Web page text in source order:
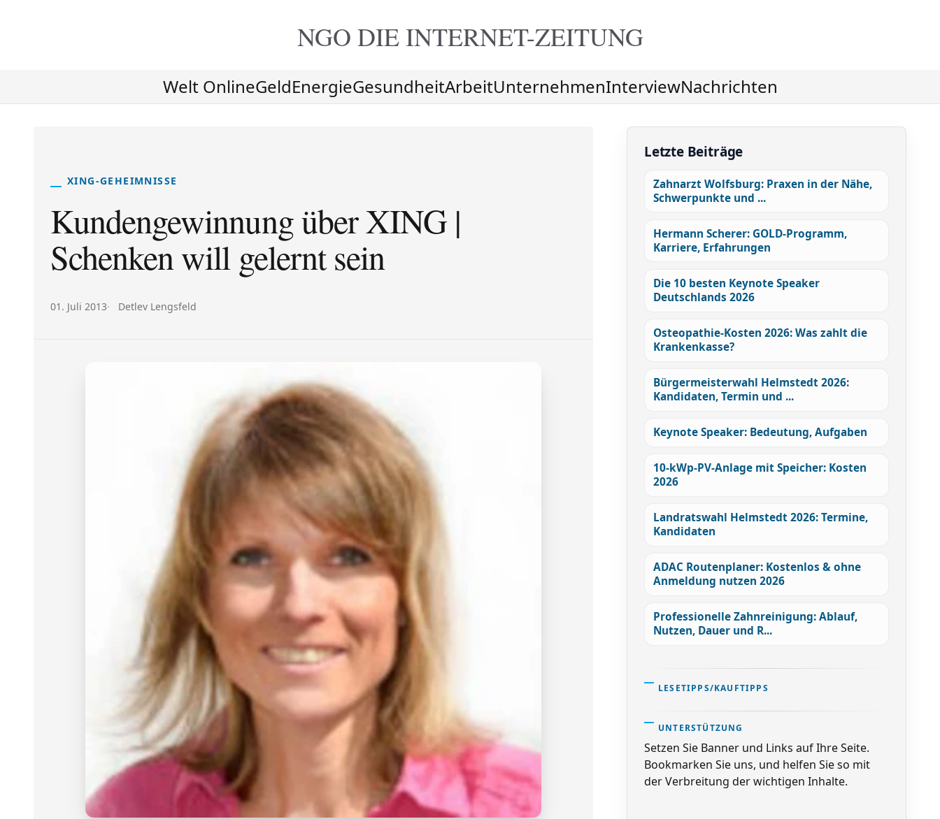
NGO DIEINTERNET-ZEITUNG
Welt OnlineGeldEnergieGesundheitArbeitUnternehmenInterviewNachrichten
XING-GEHEIMNISSE
Kundengewinnung über XING |
Schenken will gelernt sein
Veröffentlicht am:
01. Juli 2013 Autor:
Detlev Lengsfeld
Letzte Beiträge
Zahnarzt Wolfsburg: Praxen in der Nähe,
Schwerpunkte und ...
Hermann Scherer: GOLD-Programm,
Karriere, Erfahrungen
Die 10 besten Keynote Speaker
Deutschlands 2026
Osteopathie-Kosten 2026: Was zahlt die
Krankenkasse?
Bürgermeisterwahl Helmstedt 2026:
Kandidaten, Termin und ...
Keynote Speaker: Bedeutung, Aufgaben
10-kWp-PV-Anlage mit Speicher: Kosten
2026
Landratswahl Helmstedt 2026: Termine,
Kandidaten
ADAC Routenplaner: Kostenlos & ohne
Anmeldung nutzen 2026
Professionelle Zahnreinigung: Ablauf,
Nutzen, Dauer und R...
LESETIPPS/KAUFTIPPS
UNTERSTÜTZUNG
Setzen Sie Banner und Links auf Ihre Seite.
Bookmarken Sie uns, und helfen Sie so mit
der Verbreitung der wichtigen Inhalte.